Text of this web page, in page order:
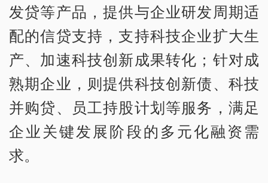
发贷等产品，提供与企业研发周期适
配的信贷支持，支持科技企业扩大生
产、加速科技创新成果转化；针对成
熟期企业，则提供科技创新债、科技
并购贷、员工持股计划等服务，满足
企业关键发展阶段的多元化融资需
求。